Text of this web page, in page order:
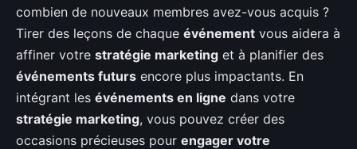
combien de nouveaux membres avez-vous acquis ?
Tirer des leçons de chaque événement vous aidera à
affiner votre stratégie marketing et à planifier des
événements futurs encore plus impactants. En
intégrant les événements en ligne dans votre
stratégie marketing, vous pouvez créer des
occasions précieuses pour engager votre